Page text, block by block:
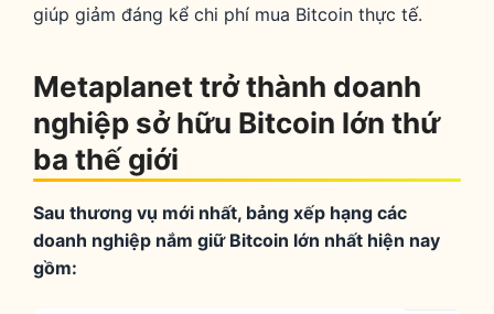
giúp giảm đáng kể chi phí mua Bitcoin thực tế.
Metaplanet trở thành doanh
nghiệp sở hữu Bitcoin lớn thứ
ba thế giới
Sau thương vụ mới nhất, bảng xếp hạng các
doanh nghiệp nắm giữ Bitcoin lớn nhất hiện nay
gồm: